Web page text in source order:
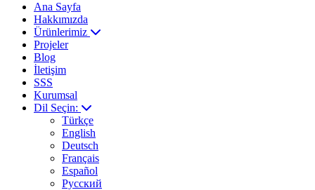
Ana Sayfa
Hakkımızda
Ürünlerimiz
Projeler
Blog
İletişim
SSS
Kurumsal
Dil Seçin:
Türkçe
English
Deutsch
Français
Español
Русский